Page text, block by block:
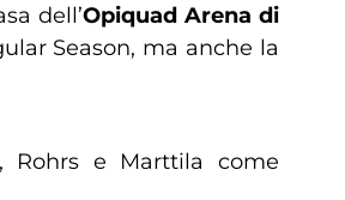
dell’Opiquad Arena di
Season, ma anche la
Rohrs e Marttila come